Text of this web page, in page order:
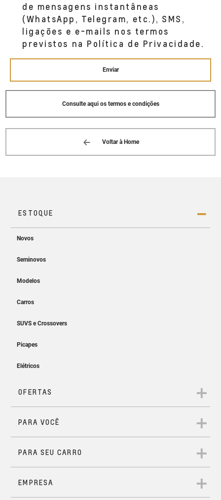
de mensagens instantâneas
(WhatsApp, Telegram, etc.), SMS,
ligações e e-mails nos termos
previstos na Política de Privacidade.
Enviar
Consulte aqui os termos e condições
Voltar à Home